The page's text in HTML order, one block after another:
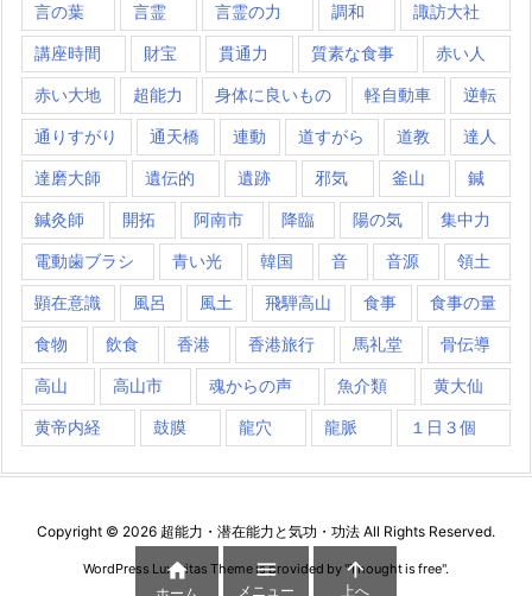
言の葉 言霊 言霊の力 調和 諏訪大社
講座時間 財宝 貫通力 質素な食事 赤い人
赤い大地 超能力 身体に良いもの 軽自動車 逆転
通りすがり 通天橋 連動 道すがら 道教 達人
達磨大師 遺伝的 遺跡 邪気 釜山 鍼
鍼灸師 開拓 阿南市 降臨 陽の気 集中力
電動歯ブラシ 青い光 韓国 音 音源 領土
顕在意識 風呂 風土 飛騨高山 食事 食事の量
食物 飲食 香港 香港旅行 馬礼堂 骨伝導
高山 高山市 魂からの声 魚介類 黄大仙
黄帝内経 鼓膜 龍穴 龍脈 １日３個
Copyright © 2026 超能力・潜在能力と気功・功法 All Rights Reserved.
WordPress Luxeritas Theme is provided by "Thought is free".
 
メニュー

上へ